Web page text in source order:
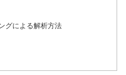
グによる解析方法